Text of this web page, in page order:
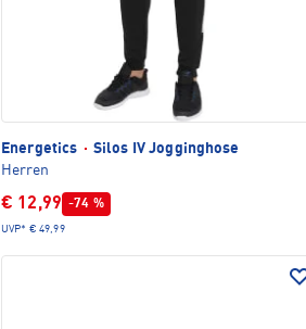
Energetics · Silos IV Jogginghose
Herren
€ 12,99 -74 %
UVP* € 49,99